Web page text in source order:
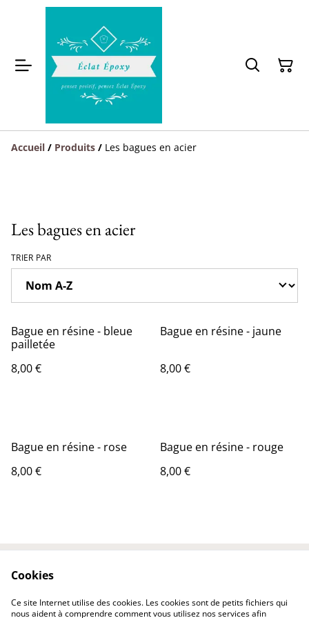
Accueil / Produits / Les bagues en acier
Les bagues en acier
TRIER PAR
Bague en résine - bleue
pailletée
8,00 €
Bague en résine - jaune
8,00 €
Bague en résine - rose
8,00 €
Bague en résine - rouge
8,00 €
Politique de
confidentialité
Politique de cookies
Cookies
Ce site Internet utilise des cookies. Les cookies sont de petits fichiers qui
nous aident à comprendre comment vous utilisez nos services afin